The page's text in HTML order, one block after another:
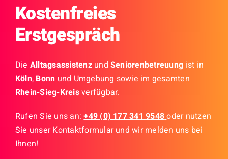
Kostenfreies
Erstgespräch
Die Alltagsassistenzund Seniorenbetreuung ist in
Köln, Bonn und Umgebung sowie im gesamten
Rhein-Sieg-Kreisverfügbar.
Rufen Sie uns an: +49 (0) 177 341 9548oder nutzen
Sie unser Kontaktformular und wir melden uns bei
Ihnen!